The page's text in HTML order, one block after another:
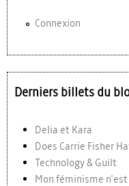
Connexion
Derniers billets du
Delia et Kara
Does Carrie Fisher
Technology & Guilt
Mon féminisme